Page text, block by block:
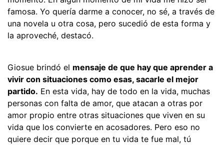
famosa. Yo quería darme a conocer, no sé, a través de
una novela u otra cosa, pero sucedió de esta forma y
la aproveché, destacó.
Giosue brindó el mensaje de que hay que aprender a
vivir con situaciones como esas, sacarle el mejor
partido. En esta vida, hay de todo en la vida, muchas
personas con falta de amor, que atacan a otras por
amor propio entre otras situaciones que viven en su
vida que los convierte en acosadores. Pero eso no
quiere decir que porque en tu vida te fue mal, tú